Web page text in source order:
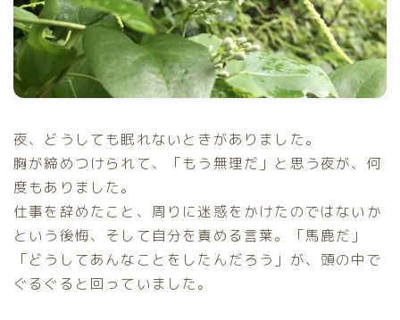
夜、どうしても眠れないときがありました。
胸が締めつけられて、「もう無理だ」と思う夜が、何
度もありました。
仕事を辞めたこと、周りに迷惑をかけたのではないか
という後悔、そして自分を責める言葉。「馬鹿だ」
「どうしてあんなことをしたんだろう」が、頭の中で
ぐるぐると回っていました。